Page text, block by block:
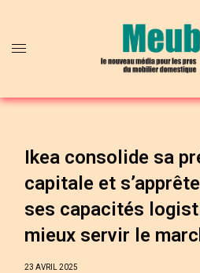
Ikea consolide sa
capitale et
ses capacités
mieux servir le
23 AVRIL 2025